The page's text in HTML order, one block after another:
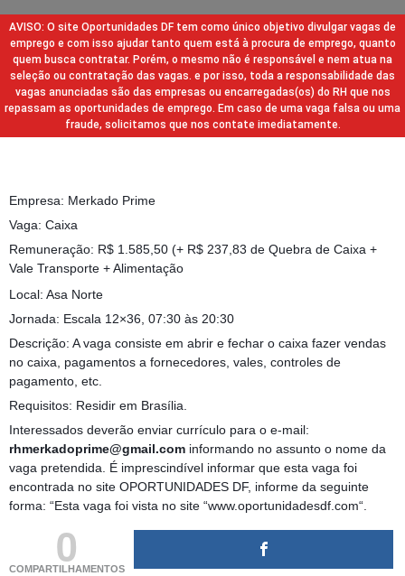
AVISO: O site Oportunidades DF tem como único objetivo divulgar vagas de
emprego e com isso ajudar tanto quem está à procura de emprego, quanto
quem busca contratar. Porém, o mesmo não é responsável e nem atua na
seleção ou contratação das vagas. e por isso, toda a responsabilidade das
vagas anunciadas são das empresas ou encarregadas(os) do RH que nos
repassam as oportunidades de emprego. Em caso de uma vaga falsa ou uma
fraude, solicitamos que nos contate imediatamente.
Empresa: Merkado Prime
Vaga: Caixa
Remuneração: R$ 1.585,50 (+ R$ 237,83 de Quebra de Caixa +
Vale Transporte + Alimentação
Local: Asa Norte
Jornada: Escala 12×36, 07:30 às 20:30
Descrição: A vaga consiste em abrir e fechar o caixa fazer vendas
no caixa, pagamentos a fornecedores, vales, controles de
pagamento, etc.
Requisitos: Residir em Brasília.
Interessados deverão enviar currículo para o e-mail:
rhmerkadoprime@gmail.com informando no assunto o nome da
vaga pretendida. É imprescindível informar que esta vaga foi
encontrada no site OPORTUNIDADES DF, informe da seguinte
forma: “Esta vaga foi vista no site “www.oportunidadesdf.com“.
0
COMPARTILHAMENTOS